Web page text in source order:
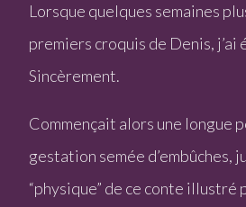
Lorsque quelques semaines
premiers croquis de Denis,
Sincèrement.
Commençait alors une longue
gestation semée d’embûches,
“physique” de ce conte illustré